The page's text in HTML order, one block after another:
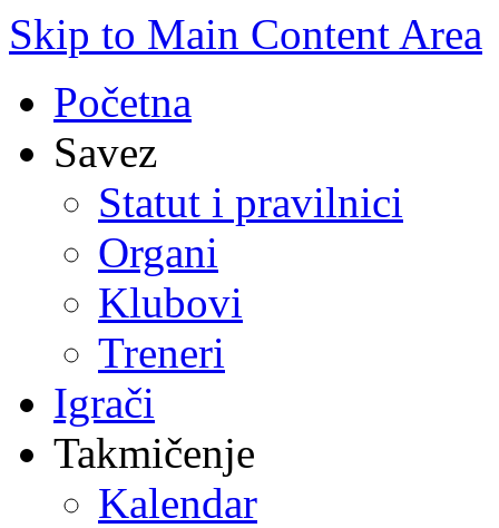
Skip to Main Content Area
Početna
Savez
Statut i pravilnici
Organi
Klubovi
Treneri
Igrači
Takmičenje
Kalendar